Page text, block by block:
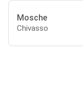
Mosche
Chivasso